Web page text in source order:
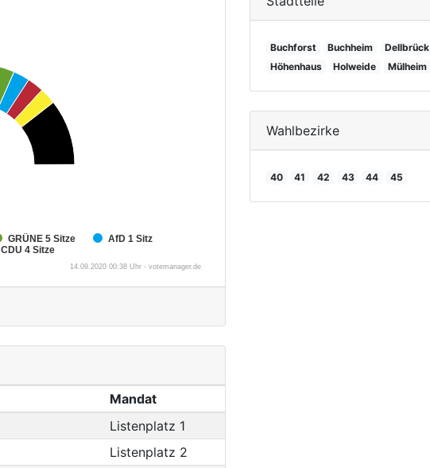
GRÜNE 5 Sitze AfD 1 Sitz
CDU 4 Sitze
14.09.2020 00:38 Uhr - votemanager.de
Mandat
Listenplatz 1
Listenplatz 2
Buchforst Buchheim Dellbrück
Höhenhaus
Holweide Mülheim
Wahlbezirke
40 41 42 43 44 45